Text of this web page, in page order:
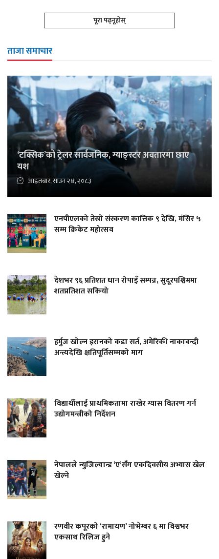
पूरा पढ्नूहोस्
ताजा समाचार
‘टक्सिक’को ट्रेलर सार्वजनिक, ग्याङ्स्टर अवतारमा छाए
यश
आइतबार, साउन २४, २०८३
एनपीएलको तेस्रो संस्करण कात्तिक ९ देखि, मंसिर ५
सम्म क्रिकेट महोत्सव
देशभर ९६ प्रतिशत धान रोपाइँ सम्पन्न, सुदूरपश्चिममा
शतप्रतिशत सकियो
हर्मुज खोल्न इरानको कडा सर्त, अमेरिकी नाकाबन्दी
अन्त्यदेखि क्षतिपूर्तिसम्मको माग
विद्यार्थीलाई प्राथमिकतामा राखेर ग्यास वितरण गर्न
उद्योगमन्त्रीको निर्देशन
नेपालले न्युजिल्यान्ड ‘ए’सँग एकदिवसीय अभ्यास खेल
खेल्ने
रणवीर कपूरको ‘रामायण’ नोभेम्बर ६ मा विश्वभर
एकसाथ रिलिज हुने